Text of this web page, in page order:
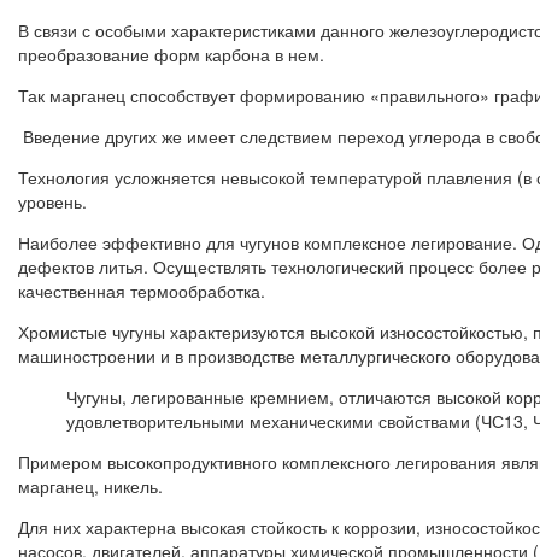
В связи с особыми характеристиками данного
преобразование форм карбона в нем.
Так марганец способствует формированию «правильного»
Введение других же имеет следствием переход углерода в
Технология усложняется невысокой температурой плавления
уровень.
Наиболее эффективно для чугунов комплексное легирование.
дефектов литья. Осуществлять технологический процесс
качественная термообработка.
Хромистые чугуны характеризуются высокой
машиностроении и в производстве металлургического
Чугуны, легированные кремнием, отличаются высокой
удовлетворительными механическими свойствами
Примером высокопродуктивного комплексного легирования
марганец, никель.
Для них характерна высокая стойкость к коррозии,
насосов, двигателей, аппаратуры химической